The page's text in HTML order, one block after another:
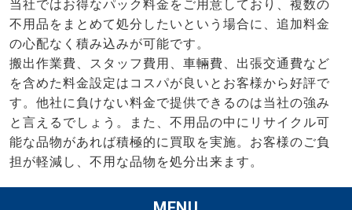
当社ではお得なパック料金をご用意しており、複数の
不用品をまとめて処分したいという場合に、追加料金
の心配なく積み込みが可能です。
搬出作業費、スタッフ費用、車輛費、出張交通費など
を含めた料金設定はコスパが良いとお客様から好評で
す。他社に負けない料金で提供できるのは当社の強み
と言えるでしょう。また、不用品の中にリサイクル可
能な品物があれば積極的に買取を実施。お客様のご負
担が軽減し、不用な品物を処分出来ます。